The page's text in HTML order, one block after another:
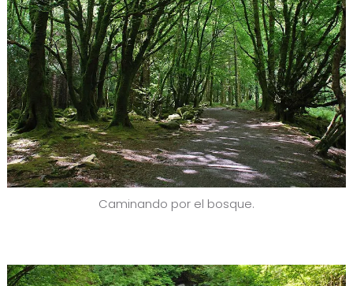
Caminando por el bosque.